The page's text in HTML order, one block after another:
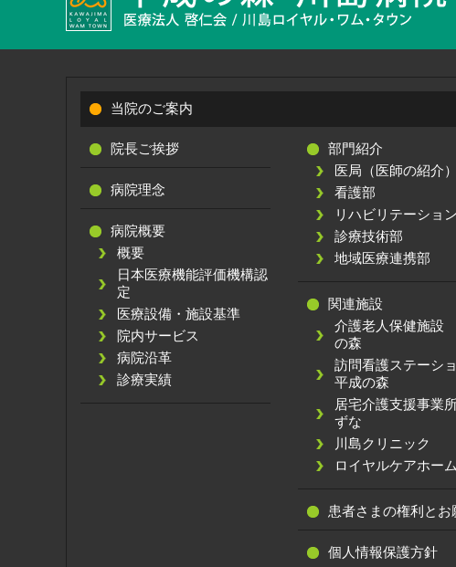
当院のご案内
院長ご挨拶
病院理念
病院概要
概要
日本医療機能評価機構認
定
医療設備・施設基準
院内サービス
病院沿革
診療実績
部門紹介
医局（医師の紹介）
看護部
リハビリテーショ
診療技術部
地域医療連携部
関連施設
介護老人保健施設
の森
訪問看護ステーシ
平成の森
居宅介護支援事業
ずな
川島クリニック
ロイヤルケアホー
患者さまの権利とお
個人情報保護方針